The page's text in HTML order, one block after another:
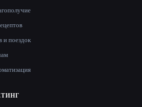
поездок